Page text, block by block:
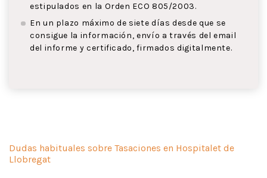
estipulados en la Orden ECO 805/2003.
En un plazo máximo de siete días desde que se
consigue la información, envío a través del email
del informe y certificado, firmados digitalmente.
Dudas habituales sobre Tasaciones en Hospitalet de
Llobregat